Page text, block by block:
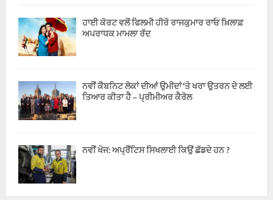
ਹਾਈ ਕੋਰਟ ਵਲੋਂ ਫਿਲਮੀ ਹੀਰੋ ਰਾਜਕੁਮਾਰ ਰਾਓ ਖ਼ਿਲਾਫ਼
ਅਪਰਾਧਕ ਮਾਮਲਾ ਰੱਦ
ਨਵੀਂ ਕੈਬਨਿਟ ਲੋਕਾਂ ਦੀਆਂ ਉਮੀਦਾਂ ‘ਤੇ ਖਰਾ ਉਤਰਨ ਦੇ ਲਈ
ਤਿਆਰ ਕੀਤਾ ਹੈ – ਪ੍ਰੀਮੀਅਰ ਕੈਰੋਲ
ਨਵੀਂ ਖੋਜ: ਅਪ੍ਰੈਂਟਿਸ ਸਿਖਲਾਈ ਕਿਉਂ ਛੱਡਦੇ ਹਨ ?